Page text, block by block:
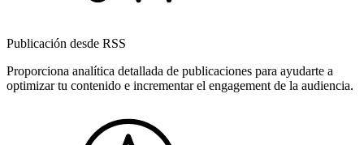
Publicación desde RSS
Proporciona analítica detallada de publicaciones para ayudarte a
optimizar tu contenido e incrementar el engagement de la audiencia.